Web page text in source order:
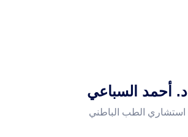
د. أحمد السباعي
استشاري الطب الباطني